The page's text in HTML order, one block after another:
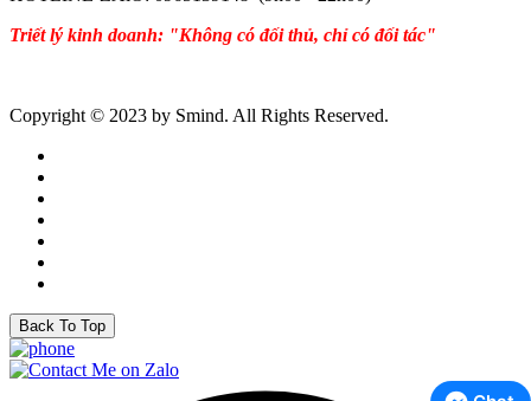
Triết lý kinh doanh: "Không có đối thủ, chỉ có đối tác"
Copyright © 2023 by Smind. All Rights Reserved.
Back To Top